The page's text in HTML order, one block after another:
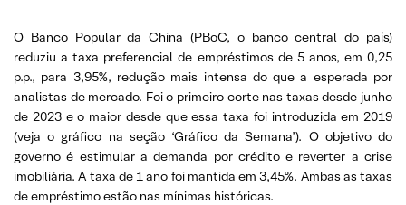
O Banco Popular da China (PBoC, o banco central do país)
reduziu a taxa preferencial de empréstimos de 5 anos, em 0,25
p.p., para 3,95%, redução mais intensa do que a esperada por
analistas de mercado. Foi o primeiro corte nas taxas desde junho
de 2023 e o maior desde que essa taxa foi introduzida em 2019
(veja o gráfico na seção ‘Gráfico da Semana’). O objetivo do
governo é estimular a demanda por crédito e reverter a crise
imobiliária. A taxa de 1 ano foi mantida em 3,45%. Ambas as taxas
de empréstimo estão nas mínimas históricas.